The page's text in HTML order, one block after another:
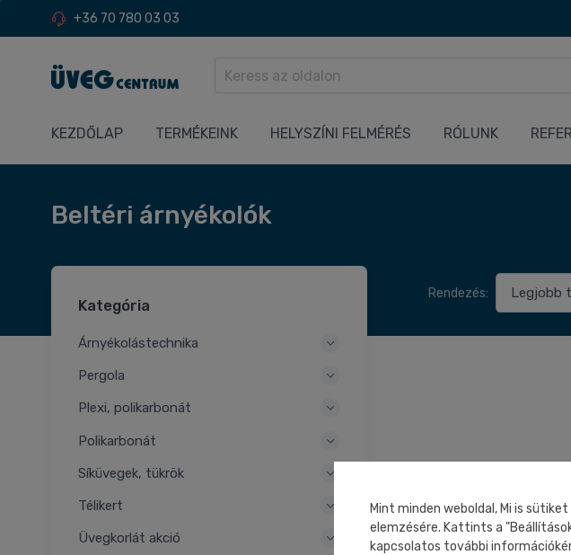
+36 70 780 03 03
KEZDŐLAP TERMÉKEINK HELYSZÍNI FELMÉRÉS RÓLUNK
Beltéri árnyékolók
Kategória
Árnyékolástechnika
Pergola
Plexi, polikarbonát
Polikarbonát
Síküvegek, tükrök
Télikert
Üvegkorlát akció
Rendezés:
Mint minden weboldal, Mi is
elemzésére. Kattints a
kapcsolatos további